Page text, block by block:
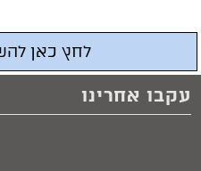
לחץ כאן
עקבו אחרינו